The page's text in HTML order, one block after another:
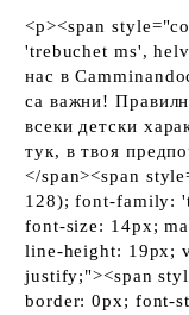
<p><span
'trebuchet ms',
нас в
са важни!
всеки детски
тук, в твоя
</span><span
128); font-family:
font-size: 14px;
line-height: 19px;
justify;"><span
border: 0px; font-